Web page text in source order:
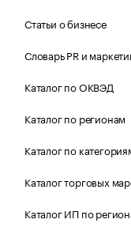
Статьи о бизнесе
Словарь PR и
Каталог по ОКВЭД
Каталог по регионам
Каталог по
Каталог торговых
Каталог ИП по